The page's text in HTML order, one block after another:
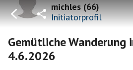
michles(66)
Initiatorprofil
Gemütliche
4.6.2026